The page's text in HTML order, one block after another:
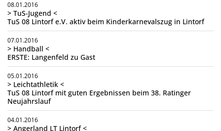
08.01.2016
> TuS-Jugend <
TuS 08 Lintorf e.V. aktiv beim Kinderkarnevalszug in Lintorf
07.01.2016
> Handball <
ERSTE: Langenfeld zu Gast
05.01.2016
> Leichtathletik <
TuS 08 Lintorf mit guten Ergebnissen beim 38. Ratinger
Neujahrslauf
04.01.2016
> Angerland LT Lintorf <